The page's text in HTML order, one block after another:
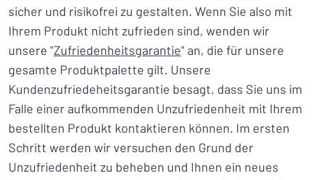
sicher und risikofrei zu gestalten. Wenn Sie also mit
Ihrem Produkt nicht zufrieden sind, wenden wir
unsere "Zufriedenheitsgarantie" an, die für unsere
gesamte Produktpalette gilt. Unsere
Kundenzufriedeheitsgarantie besagt, dass Sie uns im
Falle einer aufkommenden Unzufriedenheit mit Ihrem
bestellten Produkt kontaktieren können. Im ersten
Schritt werden wir versuchen den Grund der
Unzufriedenheit zu beheben und Ihnen ein neues